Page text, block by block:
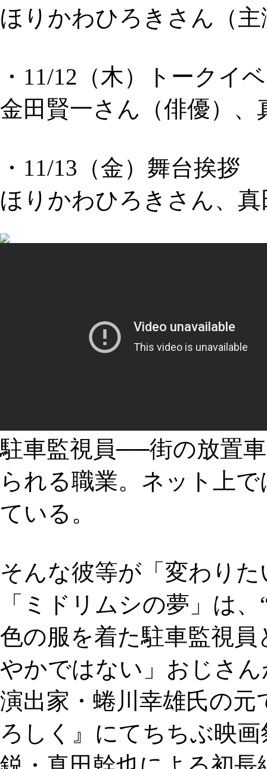
ほりかわひろきさん（
・11/12（木）トークイ
金田賢一さん（俳優）、
・11/13（金）舞台挨拶
ほりかわひろきさん、
駐車監視員──街の放置
られる職業。ネット上
ている。
そんな彼等が「変わり
「ミドリムシの夢」は
色の服を着た駐車監視
やかではない」おじさ
演出家・蜷川幸雄氏の
ろしく』にてちちぶ映